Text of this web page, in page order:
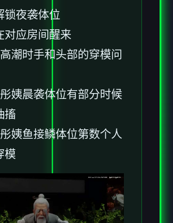
锁夜袭体位
对应房间醒来
潮时手和头部的穿模问
姨晨袭体位有部分时候
搐
姨鱼接鳞体位第数个人
模